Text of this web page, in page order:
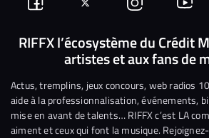
Suivez-
nous
Facebook
Suivez-
nous
sur
Twitter
Nous
rejoindre
sur
Instagram
Nous
sur
RIFFX l’écosystème du Crédit
artistes et aux fans de
Actus, tremplins, jeux concours, web radios
aide à la professionnalisation, événements,
mise en avant de talents… RIFFX c’est LA
aiment et ceux qui font la musique.